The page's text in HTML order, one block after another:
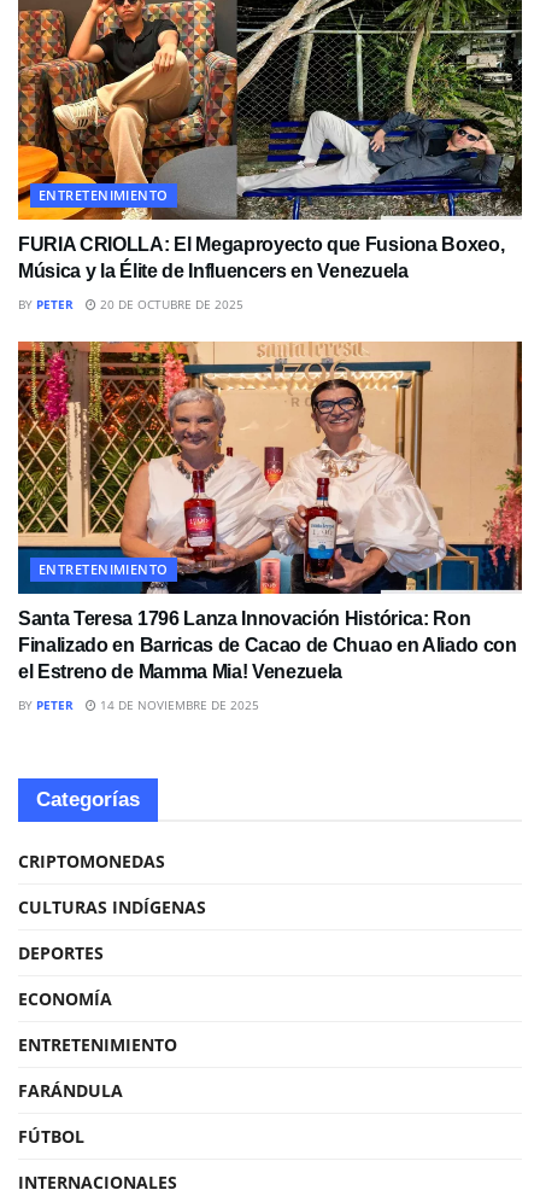
ENTRETENIMIENTO
FURIA CRIOLLA: El Megaproyecto que Fusiona Boxeo,
Música y la Élite de Influencers en Venezuela
BY PETER 20 DE OCTUBRE DE 2025
ENTRETENIMIENTO
Santa Teresa 1796 Lanza Innovación Histórica: Ron
Finalizado en Barricas de Cacao de Chuao en Aliado con
el Estreno de Mamma Mia! Venezuela
BY PETER 14 DE NOVIEMBRE DE 2025
Categorías
CRIPTOMONEDAS
CULTURAS INDÍGENAS
DEPORTES
ECONOMÍA
ENTRETENIMIENTO
FARÁNDULA
FÚTBOL
INTERNACIONALES